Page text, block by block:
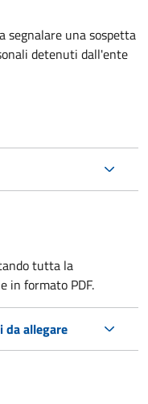
segnalare una sospetta
detenuti dall'ente
tutta la
in formato PDF.
da allegare